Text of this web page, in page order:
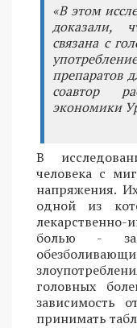
«В этом
доказали,
связана с
препаратов
соавтор
экономики
В
человека с
напряжения.
одной из
болью -
головных
зависимость
принимать